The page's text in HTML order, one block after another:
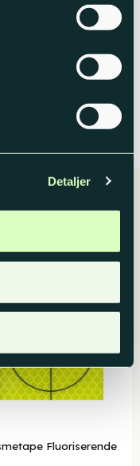
Detaljer
til gunstig pris
Fluoriserende